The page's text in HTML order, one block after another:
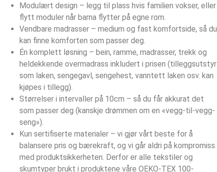
Modulært design – legg til plass hvis familien vokser, eller
flytt moduler når barna flytter på egne rom.
Vendbare madrasser – medium og fast komfortside, så du
kan finne komforten som passer deg.
Én komplett løsning – bein, ramme, madrasser, trekk og
heldekkende overmadrass inkludert i prisen (tilleggsutstyr
som laken, sengegavl, sengehest, vanntett laken osv. kan
kjøpes i tillegg).
Størrelser i intervaller på 10cm – så du får akkurat det
som passer deg (kanskje drømmen om en «vegg-til-vegg-
seng»).
Kun sertifiserte materialer – vi gjør vårt beste for å
balansere pris og bærekraft, og vi går aldri på kompromiss
med produktsikkerheten. Derfor er alle tekstiler og
skumtyper brukt i produktene våre OEKO-TEX 100-